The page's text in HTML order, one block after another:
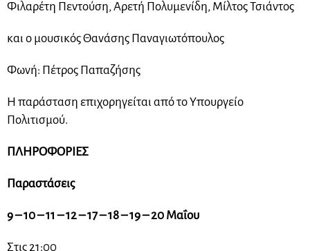
Φιλαρέτη Πεντούση, Αρετή Πολυμενίδη, Μίλτος Τσιάντος
και ο μουσικός Θανάσης Παναγιωτόπουλος
Φωνή: Πέτρος Παπαζήσης
Η παράσταση επιχορηγείται από το Υπουργείο
Πολιτισμού.
ΠΛΗΡΟΦΟΡΙΕΣ
Παραστάσεις
9 – 10 – 11 – 12 – 17 – 18 – 19 – 20 Μαΐου
Στις 21:00